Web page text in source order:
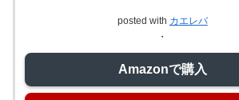
posted with カエレバ
・
Amazonで購入